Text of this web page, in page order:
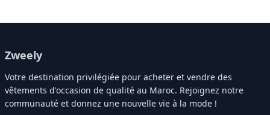
Zweely
Votre destination privilégiée pour acheter et vendre des
vêtements d'occasion de qualité au Maroc. Rejoignez notre
communauté et donnez une nouvelle vie à la mode !